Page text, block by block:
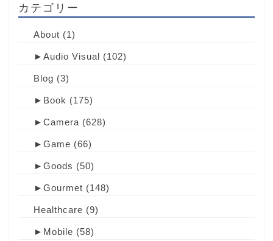
カテゴリー
About (1)
► Audio Visual (102)
Blog (3)
► Book (175)
► Camera (628)
► Game (66)
► Goods (50)
► Gourmet (148)
Healthcare (9)
► Mobile (58)